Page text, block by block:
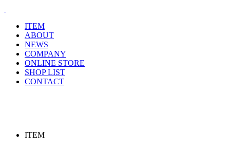
ITEM
ABOUT
NEWS
COMPANY
ONLINE STORE
SHOP LIST
CONTACT
ITEM